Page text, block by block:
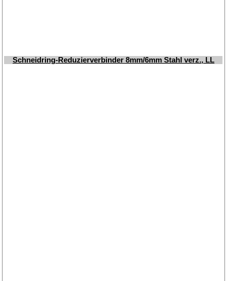
Schneidring-Reduzierverbinder 8mm/6mm Stahl verz., LL